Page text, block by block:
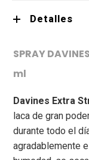
Detalles
SPRAY
ml
Davines Extra
laca de gran
durante todo el
agradablemente